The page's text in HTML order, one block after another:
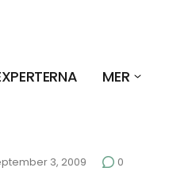
MER
3, 2009 0